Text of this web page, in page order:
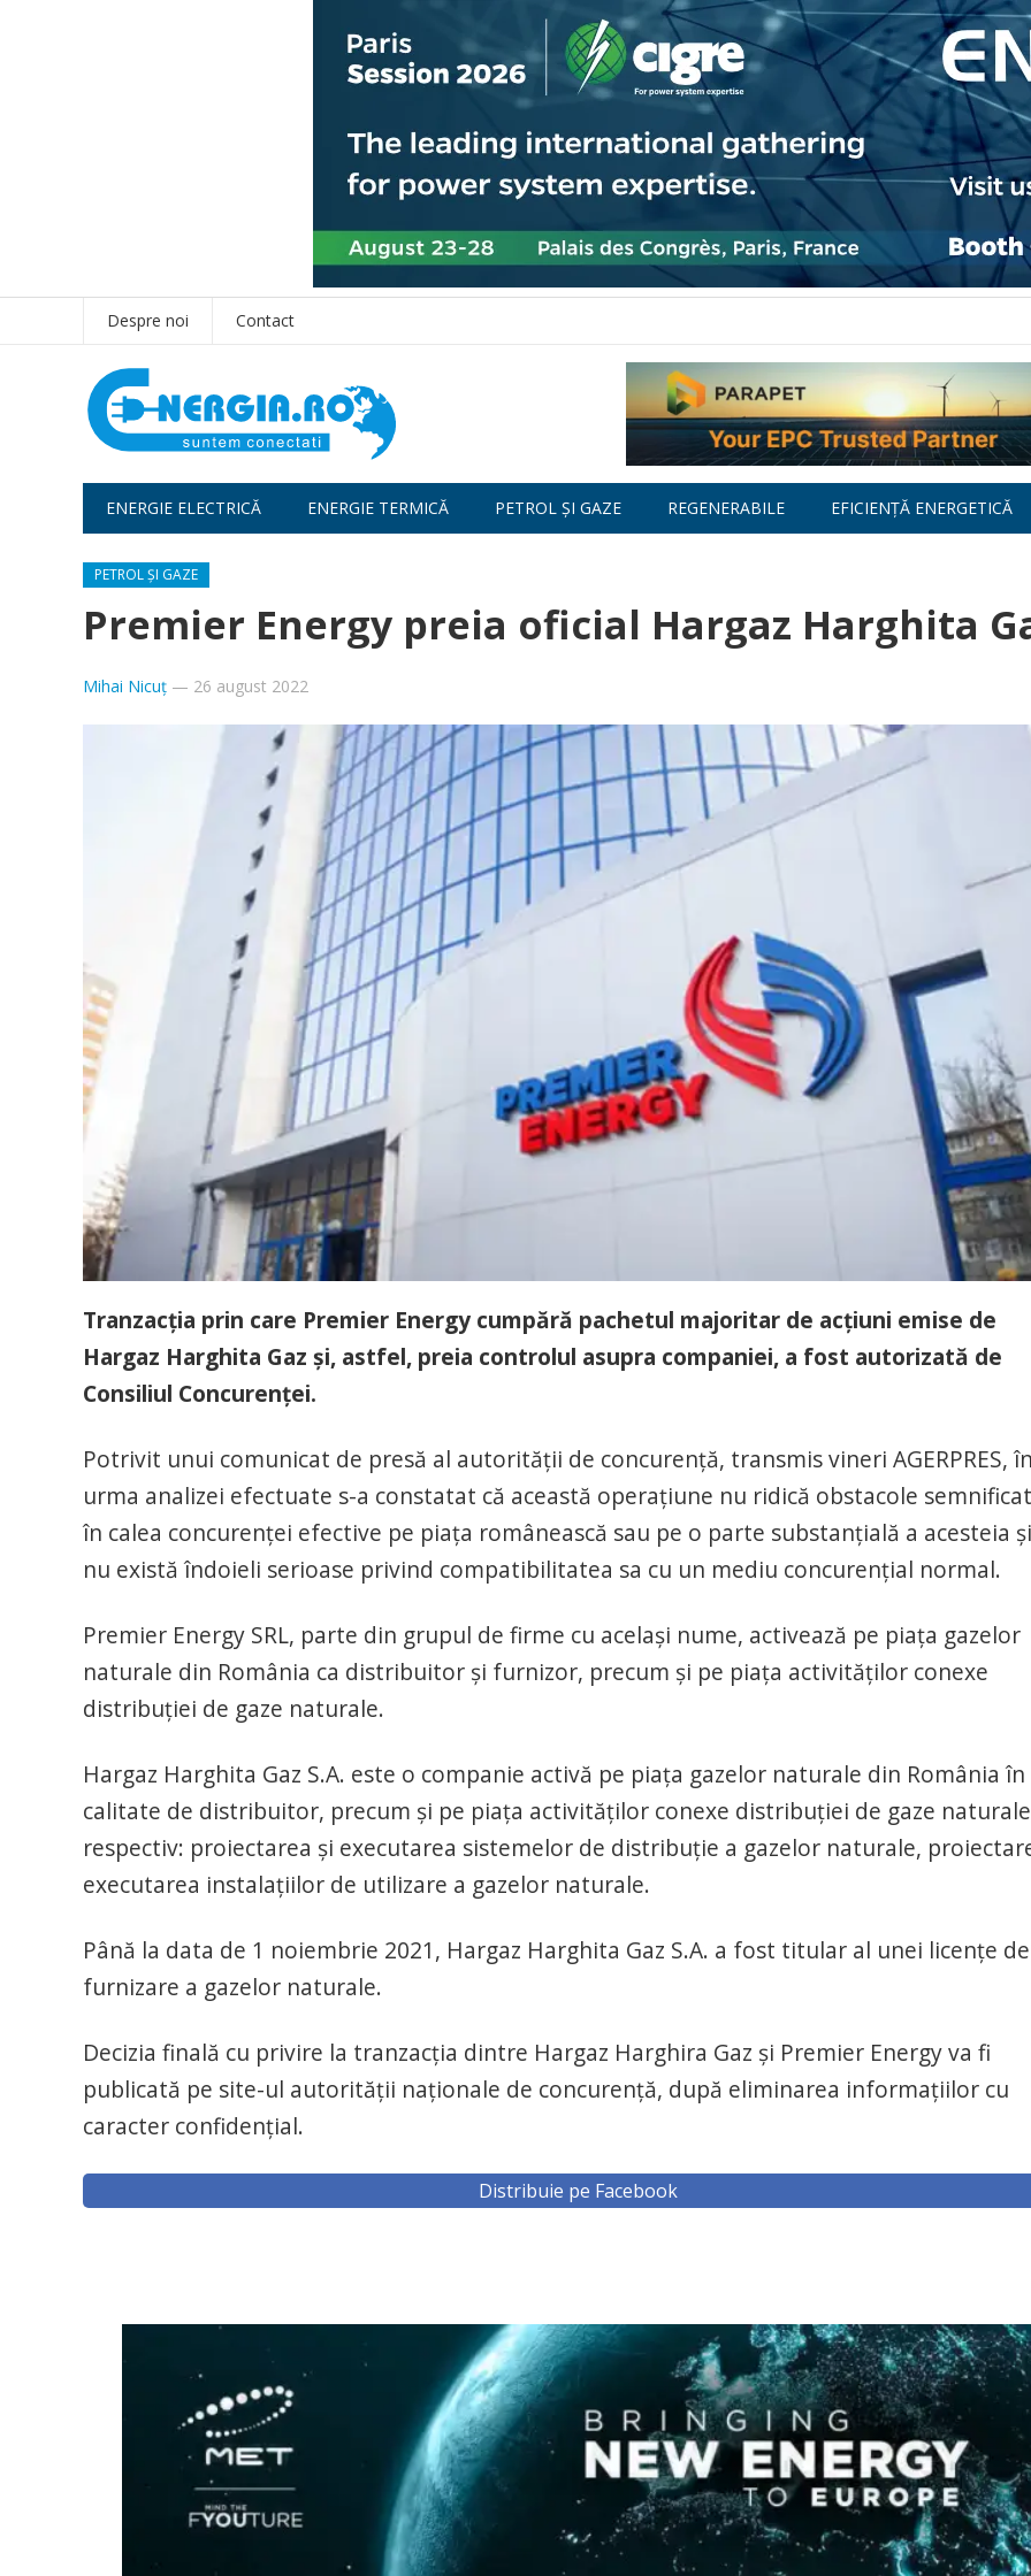
Despre noi Contact
ENERGIE ELECTRICĂ ENERGIE TERMICĂ PETROL ȘI GAZE REGENERABILE EFICIENȚĂ ENERGETICĂ
PETROL ȘI GAZE
Premier Energy preia oficial Hargaz Harghita
Mihai Nicuț — 26 august 2022
Tranzacţia prin care Premier Energy cumpără pachetul majoritar de acţiuni emise de
Hargaz Harghita Gaz şi, astfel, preia controlul asupra companiei, a fost autorizată de
Consiliul Concurenţei.
Potrivit unui comunicat de presă al autorităţii de concurenţă, transmis vineri AGERPRES,
urma analizei efectuate s-a constatat că această operaţiune nu ridică obstacole
în calea concurenţei efective pe piaţa românească sau pe o parte substanţială a acesteia
nu există îndoieli serioase privind compatibilitatea sa cu un mediu concurenţial normal.
Premier Energy SRL, parte din grupul de firme cu acelaşi nume, activează pe piaţa gazelor
naturale din România ca distribuitor şi furnizor, precum şi pe piaţa activităţilor conexe
distribuţiei de gaze naturale.
Hargaz Harghita Gaz S.A. este o companie activă pe piaţa gazelor naturale din România în
calitate de distribuitor, precum şi pe piaţa activităţilor conexe distribuţiei de gaze
respectiv: proiectarea şi executarea sistemelor de distribuţie a gazelor naturale,
executarea instalaţiilor de utilizare a gazelor naturale.
Până la data de 1 noiembrie 2021, Hargaz Harghita Gaz S.A. a fost titular al unei licenţe de
furnizare a gazelor naturale.
Decizia finală cu privire la tranzacţia dintre Hargaz Harghira Gaz şi Premier Energy va fi
publicată pe site-ul autorităţii naţionale de concurenţă, după eliminarea informaţiilor cu
caracter confidenţial.
Distribuie pe Facebook